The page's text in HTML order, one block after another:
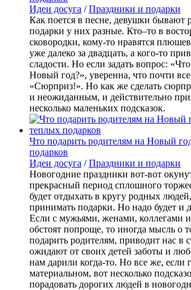
Идеи досуга /Праздники и подарки
Как поется в песне, девушки бывают
подарки у них разные. Кто–то в
сковородки, кому-то нравятся
уже далеко за двадцать, а кого-то
сладости. Но если задать вопрос:
Новый год?», уверенна, что почти все
«Сюрприз!». Но как же сделать
и неожиданным, и действительно
несколько маленьких подсказок.
Что подарить родителям на Новый
подарков
Идеи досуга /Праздники и подарки
Новогодние праздники вот-вот
прекрасный период сплошного
будет отдыхать в кругу родных
принимать подарки. Но надо будет и
Если с мужьями, женами, коллегами и
обстоят попроще, то иногда мысль о
подарить родителям, приводит нас в
ожидают от своих детей заботы и
нам дарили когда-то. Но все же, если
материальном, вот несколько
порадовать дорогих людей в